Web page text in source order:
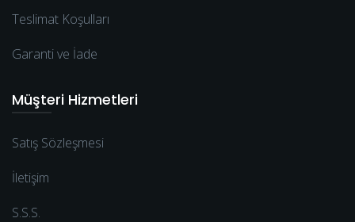
Teslimat Koşulları
Garanti ve İade
Müşteri Hizmetleri
Satış Sözleşmesi
İletişim
S.S.S.